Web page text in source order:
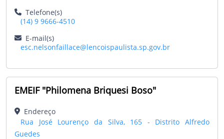
Telefone(s)
(14) 9 9666-4510
E-mail(s)
esc.nelsonfaillace@lencoispaulista.sp.gov.br
EMEIF "Philomena Briquesi Boso"
Endereço
Rua José Lourenço da Silva, 165 - Distrito Alfredo
Guedes